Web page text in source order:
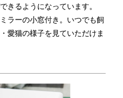
きるようになっています。
ラーの小窓付き。いつでも飼
愛猫の様子を見ていただけま